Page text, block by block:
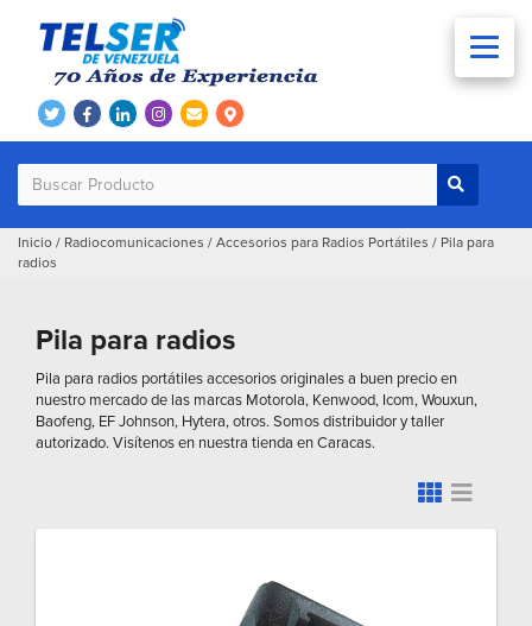
Inicio / Radiocomunicaciones / Accesorios para Radios Portátiles / Pila para
radios
Pila para radios
Pila para radios portátiles accesorios originales a buen precio en
nuestro mercado de las marcas Motorola, Kenwood, Icom, Wouxun,
Baofeng, EF Johnson, Hytera, otros. Somos distribuidor y taller
autorizado. Visítenos en nuestra tienda en Caracas.